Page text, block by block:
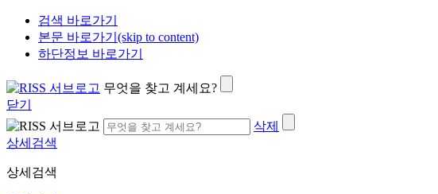
검색 바로가기
본문 바로가기(skip to content)
하단정보 바로가기
무엇을 찾고 계세요?
닫기
삭제
상세검색
상세검색